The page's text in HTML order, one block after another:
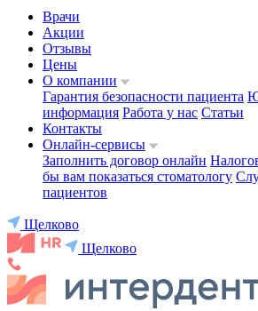
Врачи
Акции
Отзывы
Цены
О компании
Гарантия безопасности пациента
информация Работа у нас Статьи
Контакты
Онлайн-сервисы
Заполнить договор онлайн
бы вам показаться стоматологу
пациентов
Щелково
Щелково